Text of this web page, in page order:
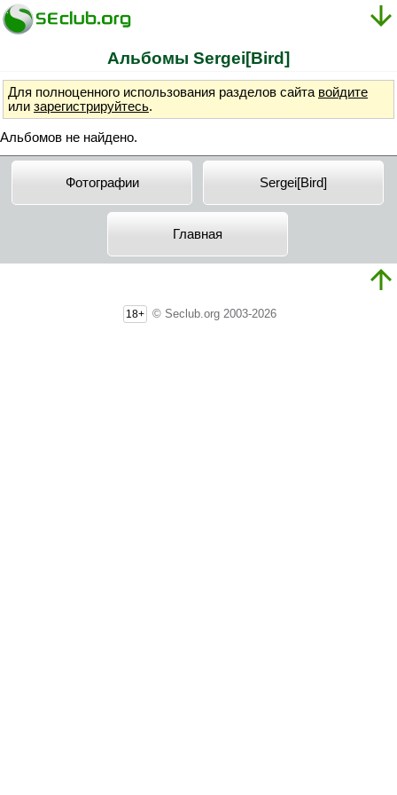
Альбомы Sergei[Bird]
Для полноценного использования разделов сайта войдите
или зарегистрируйтесь.
Альбомов не найдено.
Фотографии Sergei[Bird]
Главная
18+ © Seclub.org 2003-2026